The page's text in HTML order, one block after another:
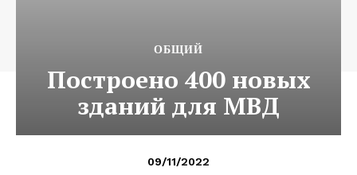
ОБЩИЙ
Построено 400 новых
зданий для МВД
09/11/2022